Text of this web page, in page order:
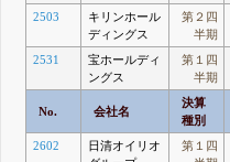
2503
キリンホール
ディングス
第２四
半期
2531
宝ホールディ
ングス
第１四
半期
No. 会社名
決算
種別
2602
日清オイリオ
第１四